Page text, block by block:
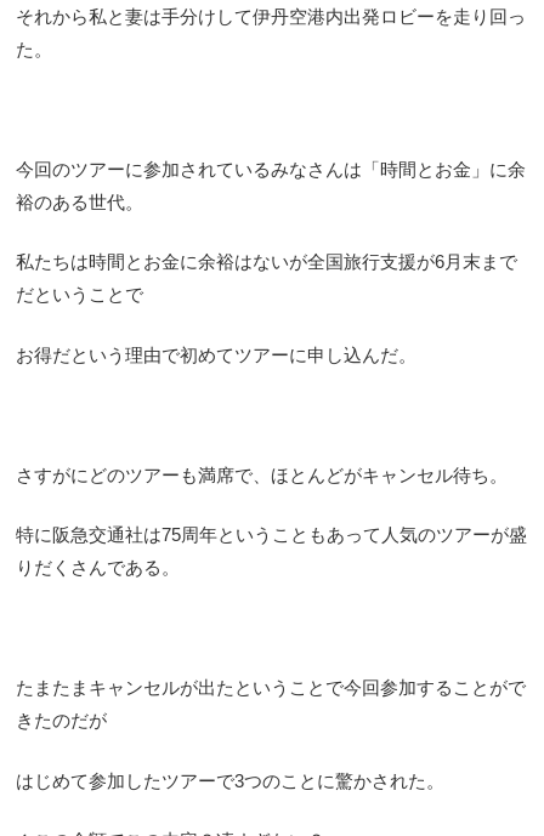
それから私と妻は手分けして伊丹空港内出発ロビーを走り回っ
た。
今回のツアーに参加されているみなさんは「時間とお金」に余
裕のある世代。
私たちは時間とお金に余裕はないが全国旅行支援が6月末まで
だということで
お得だという理由で初めてツアーに申し込んだ。
さすがにどのツアーも満席で、ほとんどがキャンセル待ち。
特に阪急交通社は75周年ということもあって人気のツアーが盛
りだくさんである。
たまたまキャンセルが出たということで今回参加することがで
きたのだが
はじめて参加したツアーで3つのことに驚かされた。